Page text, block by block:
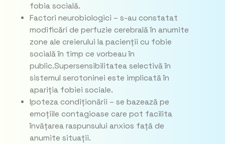
fobia socială.
Factori neurobiologici – s-au constatat
modificări de perfuzie cerebrală în anumite
zone ale creierului la pacienții cu fobie
socială în timp ce vorbeau în
public.Supersensibilitatea selectivă în
sistemul serotoninei este implicată în
apariția fobiei sociale.
Ipoteza condiționării – se bazează pe
emoțiile contagioase care pot facilita
învățarea raspunsului anxios față de
anumite situații.